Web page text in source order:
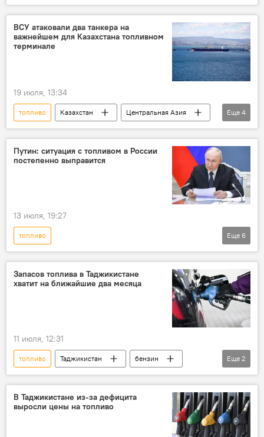
Спецоперация России по защите Донбасса: последние новости
Колумнисты
Аналитика
Украина
Европа и ЕС
Энергетика
Россия
ВСУ атаковали два танкера на
важнейшем для Казахстана топливном
терминале
19 июля, 13:34
топливо Казахстан
Центральная Азия
Энергетика
танкер
нефть
Еще 4
Путин: ситуация с топливом в России
постепенно выправится
13 июля, 19:27
топливо
Спецоперация России по защите Донбасса: последние новости
Политика
Украина
Европа и ЕС
Еще 6
Запасов топлива в Таджикистане
хватит на ближайшие два месяца
11 июля, 12:31
топливо Таджикистан
бензин
Общество
цены
Еще 2
В Таджикистане из-за дефицита
выросли цены на топливо